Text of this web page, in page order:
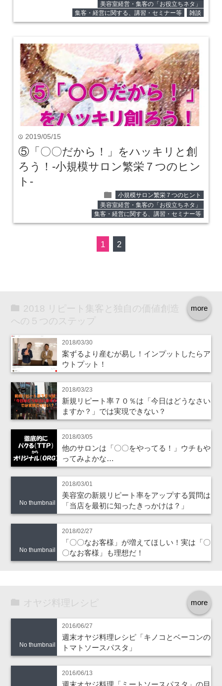
美容室経営・集客の「お役立ちネタ」
集客・経営に関する、講習・セミナー等
雑談
time 2019/05/15
⑤「〇〇だから！」をハッキリと創
ろう！‐小規模サロン繁栄７つのヒン
ト‐
folder
小規模サロン繁栄７つのヒント
美容室経営・集客の「お役立ちネタ」
集客・経営に関する、講習・セミナー等
1 2
more
2018 リピート集客と独自の価値創造
への５つのステップ
2018/03/30
案ずるより産むが易し！インプットしたらア
ウトプット！
2018/03/23
新規リピート率７０％は「今日はどうなさい
ますか？」では実現できない？
2018/03/05
他のサロンは「〇〇をやってる！」ウチもや
ってみよかな…
No thumbnail
2018/03/01
美容室の新規リピート率をアップする質問は
「当店を最初に知ったきっかけは？」
No thumbnail
2018/02/27
「〇〇なお客様」が増えてほしい！実は「〇
〇なお客様」も理想だ！
more
オヤジ料理レシピ
No thumbnail
2016/06/27
週末オヤジ料理レシピ「キノコとベーコンの
トマトソースパスタ」
2016/06/13